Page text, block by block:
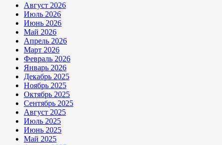
Август 2026
Июль 2026
Июнь 2026
Май 2026
Апрель 2026
Март 2026
Февраль 2026
Январь 2026
Декабрь 2025
Ноябрь 2025
Октябрь 2025
Сентябрь 2025
Август 2025
Июль 2025
Июнь 2025
Май 2025